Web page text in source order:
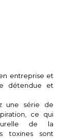
entreprise et
détendue et
une série de
ce qui
de la
toxines sont